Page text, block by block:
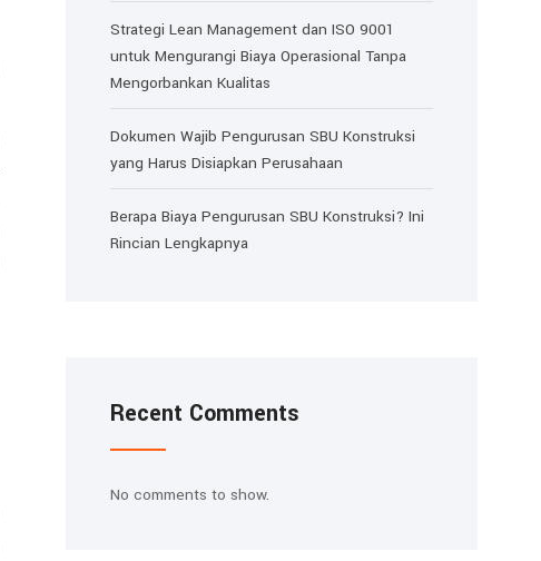
Strategi Lean Management dan ISO 9001
untuk Mengurangi Biaya Operasional Tanpa
Mengorbankan Kualitas
Dokumen Wajib Pengurusan SBU Konstruksi
yang Harus Disiapkan Perusahaan
Berapa Biaya Pengurusan SBU Konstruksi? Ini
Rincian Lengkapnya
Recent Comments
No comments to show.